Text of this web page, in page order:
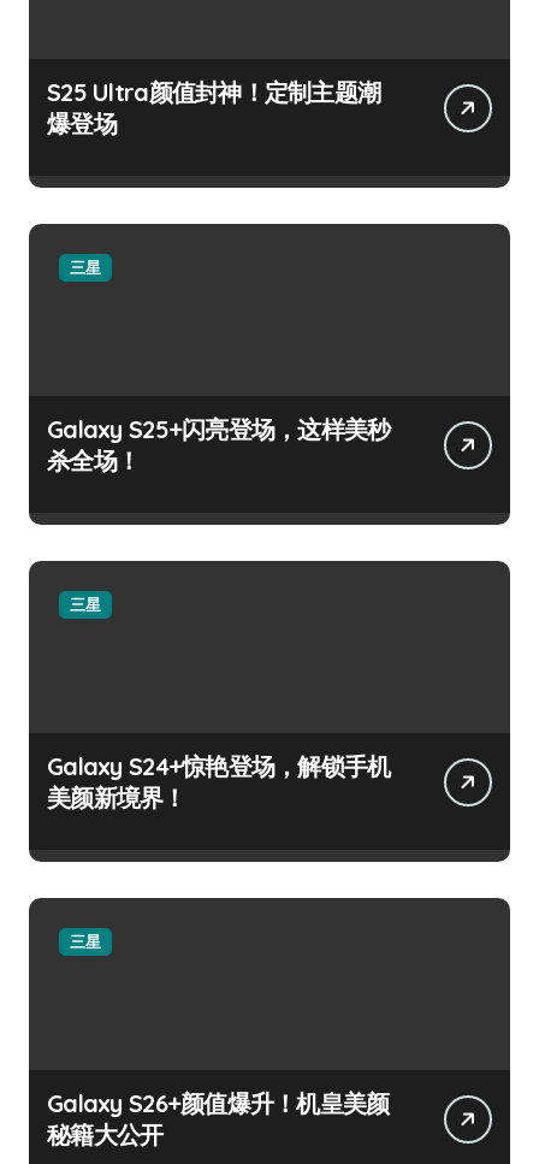
S25 Ultra颜值封神！定制主题潮
爆登场
三星
Galaxy S25+闪亮登场，这样美秒
杀全场！
三星
Galaxy S24+惊艳登场，解锁手机
美颜新境界！
三星
Galaxy S26+颜值爆升！机皇美颜
秘籍大公开